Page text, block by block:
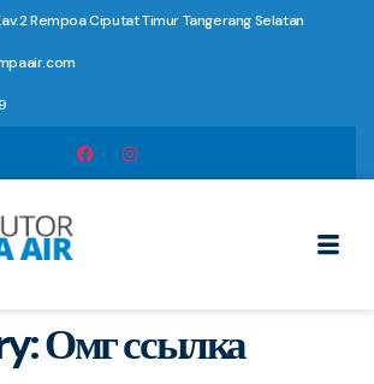
Rempoa Ciputat Timur Tangerang Selatan
Омг ссылка